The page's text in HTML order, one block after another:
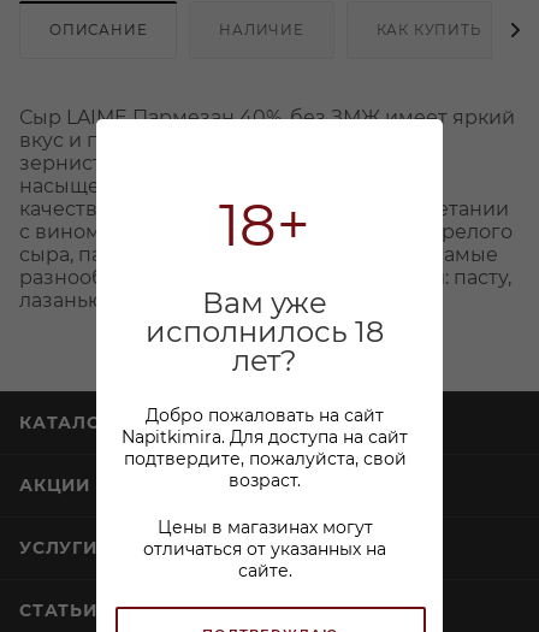
18+
Вам уже
исполнилось 18
лет?
Добро пожаловать на сайт
Napitkimira. Для доступа на сайт
подтвердите, пожалуйста, свой
возраст.
Цены в магазинах могут
отличаться от указанных на
сайте.
ОПИСАНИЕ НАЛИЧИЕ КАК КУПИТЬ
Сыр LAIME Пармезан 40%, без ЗМЖ имеет яркий
вкус и плотную консистенцию. Он имеет
зернистую ломкую структуру и глубокий
насыщенный вкус. Прекрасно подойдет в
качестве десерта, перекуса, а также в сочетании
с вином. Благодаря выраженному вкусу зрелого
сыра, пармезан в тертом виде дополнит самые
разнообразные блюда итальянской кухни: пасту,
лазанью или ризотто.
КАТАЛОГ
АКЦИИ
УСЛУГИ
СТАТЬИ